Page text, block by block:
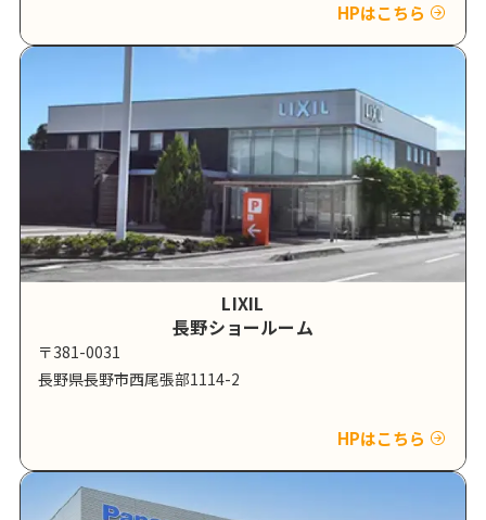
HPはこちら
LIXIL
長野ショールーム
〒381-0031
長野県長野市西尾張部1114-2
HPはこちら